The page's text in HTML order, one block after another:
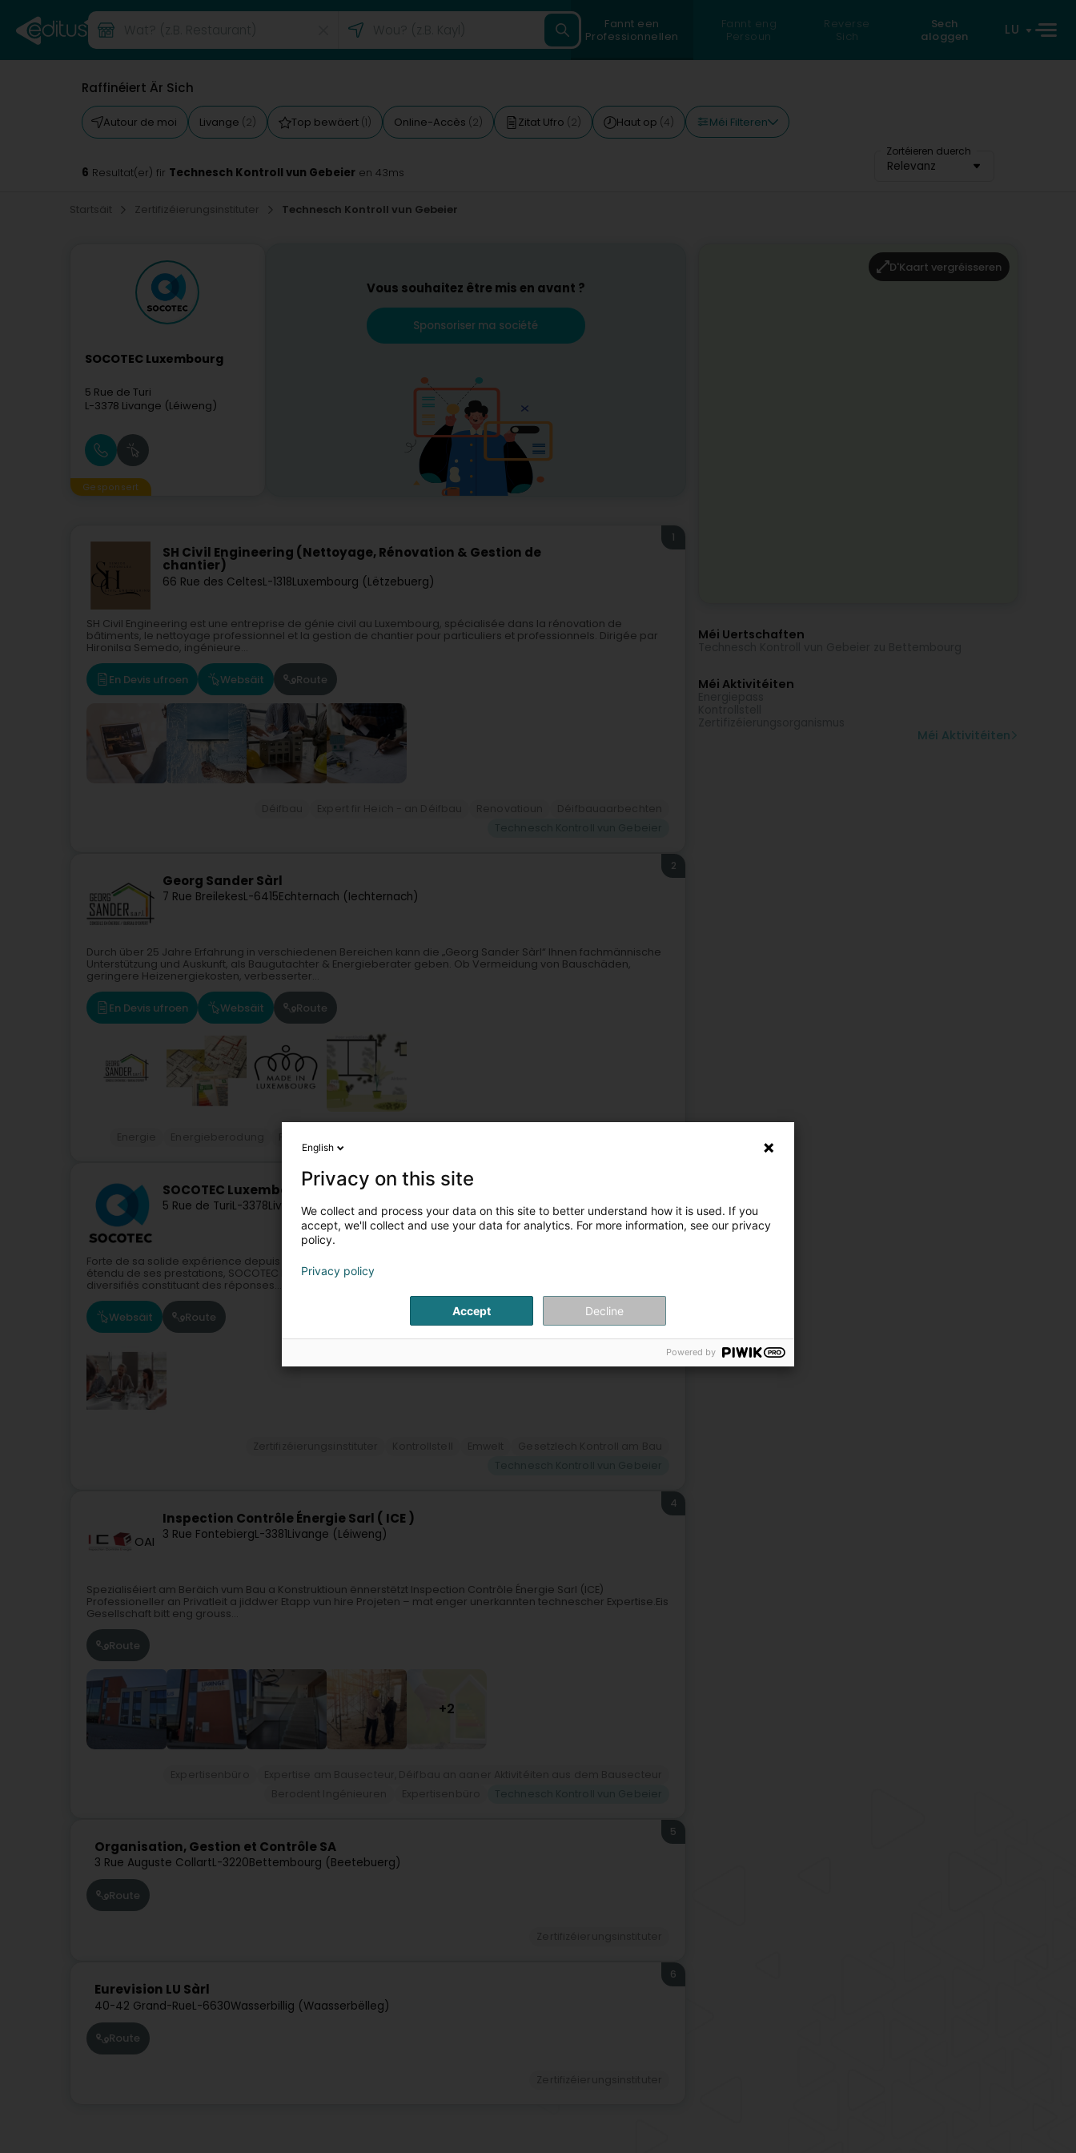
Fannt een
Professionnellen
Fannt eng
Persoun
Reverse
Sich
Sech
aloggen
LU
Raffinéiert Är Sich
Autour de moi Livange (2) Top bewäert (1) Online-Accès (2) Zitat Ufro (2) Haut op (4) Méi Filteren
Zortéieren duerch
Relevanz
6 Resultat(er) fir Technesch Kontroll vun Gebeier en 43ms
Startsäit Zertifizéierungsinstituter Technesch Kontroll vun Gebeier
SOCOTEC Luxembourg
5 Rue de Turi
L-3378 Livange (Léiweng)
Gesponsert
Vous souhaitez être mis en avant ?
Sponsoriser ma société
SH Civil Engineering (Nettoyage, Rénovation & Gestion de
chantier)
66 Rue des CeltesL-1318Luxembourg (Lëtzebuerg)
1
SH Civil Engineering est une entreprise de génie civil au Luxembourg, spécialisée dans la rénovation de
bâtiments, le nettoyage professionnel et la gestion de chantier pour particuliers et professionnels. Dirigée par
Hironilsa Semedo, ingénieure...
En Devis ufroen Websäit Route
Georg Sander Sàrl
7 Rue BreilekesL-6415Echternach (Iechternach)
2
Durch über 25 Jahre Erfahrung in verschiedenen Bereichen kann die „Georg Sander Sàrl“ Ihnen fachmännische
Unterstützung und Auskunft, als Baugutachter & Energieberater geben. Ob Vermeidung von Bauschäden,
geringere Heizenergiekosten, verbesserter...
En Devis ufroen Websäit Route
SOCOTEC Luxembourg
5 Rue de TuriL-3378Livange (Léiweng)
Forte de sa solide expérience depuis 1986 au Grand-Duché de Luxembourg, de son savoir-faire et de l’éventail
étendu de ses prestations, SOCOTEC Luxembourg situé à Livange propose une large gamme de services
diversifiés constituant des réponses...
Websäit Route
OAI
Inspection Contrôle Énergie Sarl ( ICE )
3 Rue FontebiergL-3381Livange (Léiweng)
4
Spezialiséiert am Beräich vum Bau a Konstruktioun ënnerstëtzt Inspection Contrôle Énergie Sarl (ICE)
Professioneller an Privatleit a jiddwer Etapp vun hire Projeten – mat enger unerkannten technescher Expertise.Eis
Gesellschaft bitt eng grouss...
Route
+2
Organisation, Gestion et Contrôle SA
3 Rue Auguste CollartL-3220Bettembourg (Beetebuerg)
5
Route
Eurevision LU Sàrl
40-42 Grand-RueL-6630Wasserbillig (Waasserbëlleg)
6
Route
D'Kaart vergréisseren
Méi Uertschaften
Méi Aktivitéiten
Méi Aktivitéiten
English
Privacy on this site
We collect and process your data on this site to better understand how it is used. If you
accept, we'll collect and use your data for analytics. For more information, see our privacy
policy.
Privacy policy
Accept Decline
Powered by